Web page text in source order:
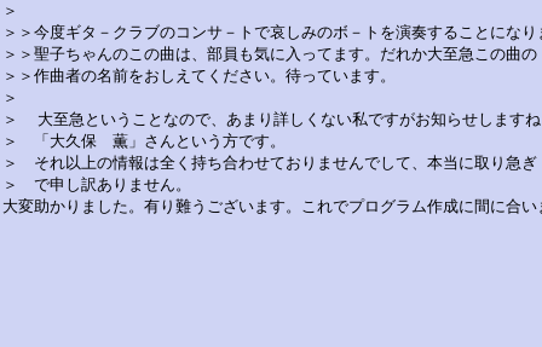
＞
＞＞今度ギタ－クラブのコンサ－トで哀しみのボ－トを演奏することになり
＞＞聖子ちゃんのこの曲は、部員も気に入ってます。だれか大至急この曲の
＞＞作曲者の名前をおしえてください。待っています。
＞
＞  大至急ということなので、あまり詳しくない私ですがお知らせします
＞　「大久保　薫」さんという方です。
＞　それ以上の情報は全く持ち合わせておりませんでして、本当に取り急ぎ
＞　で申し訳ありません。